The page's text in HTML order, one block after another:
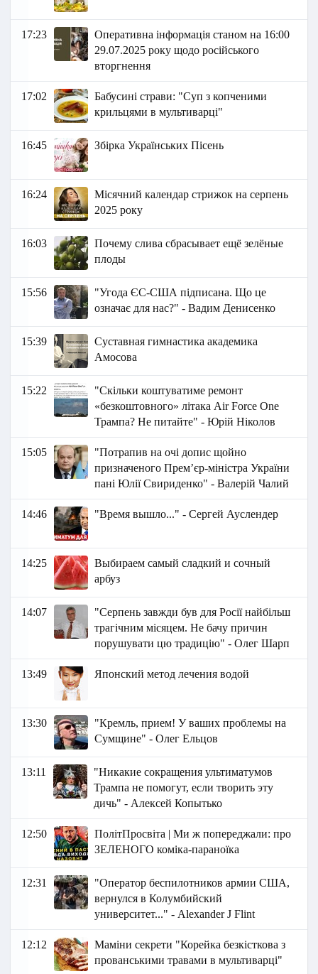
17:23
Оперативна інформація станом на 16:00
29.07.2025 року щодо російського
вторгнення
17:02
Бабусині страви: "Суп з копченими
крильцями в мультиварці"
16:45 Збірка Українських Пісень
16:24
Місячний календар стрижок на серпень
2025 року
16:03
Почему слива сбрасывает ещё зелёные
плоды
15:56
"Угода ЄС-США підписана. Що це
означає для нас?" - Вадим Денисенко
15:39
Суставная гимнастика академика
Амосова
15:22
"Скільки коштуватиме ремонт
«безкоштовного» літака Air Force One
Трампа? Не питайте" - Юрій Ніколов
15:05
"Потрапив на очі допис щойно
призначеного Прем’єр-міністра України
пані Юлії Свириденко" - Валерій Чалий
14:46 "Время вышло..." - Сергей Ауслендер
14:25
Выбираем самый сладкий и сочный
арбуз
14:07
"Серпень завжди був для Росії найбільш
трагічним місяцем. Не бачу причин
порушувати цю традицію" - Олег Шарп
13:49 Японский метод лечения водой
13:30
"Кремль, прием! У ваших проблемы на
Сумщине" - Олег Ельцов
13:11
"Никакие сокращения ультиматумов
Трампа не помогут, если творить эту
дичь" - Алексей Копытько
12:50
ПолітПросвіта | Ми ж попереджали: про
ЗЕЛЕНОГО коміка-параноїка
12:31
"Оператор беспилотников армии США,
вернулся в Колумбийский
университет..." - Аlexander J Flint
12:12
Маміни секрети "Корейка безкісткова з
прованськими травами в мультиварці"